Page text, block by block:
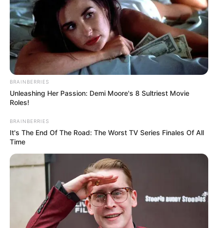
bySzerző May 25, 2026
BRAINBERRIES
Unleashing Her Passion: Demi Moore's 8 Sultriest Movie
Roles!
BRAINBERRIES
It's The End Of The Road: The Worst TV Series Finales Of All
Time